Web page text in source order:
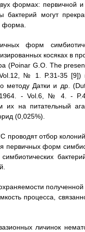
формах:
могут
форма.
форм
косяках в
(Poinar G.O. The
№ 1. P.31-35 [9])
Датки и др.
- Vol.6, № 4. -
на питательный
(0,025%).
проводят отбор
первичных форм
процесса,
личинок